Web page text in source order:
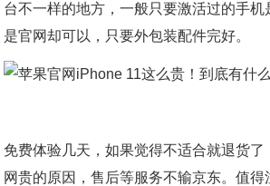
台不一样的地方，一般只要激活过的手机
是官网却可以，只要外包装配件完好。
免费体验几天，如果觉得不适合就退货了
网贵的原因，售后等服务不输京东。值得